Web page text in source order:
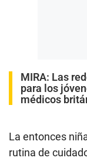
MIRA: Las
para los
médicos
La entonces
rutina de